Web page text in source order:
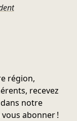
région,
recevez
notre
abonner !